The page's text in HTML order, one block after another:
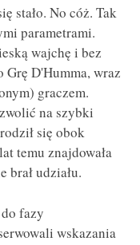
stało. No cóż. Tak
parametrami.
wajchę i bez
Grę D'Humma, wraz
graczem.
na szybki
się obok
temu znajdowała
brał udziału.
fazy
wskazania